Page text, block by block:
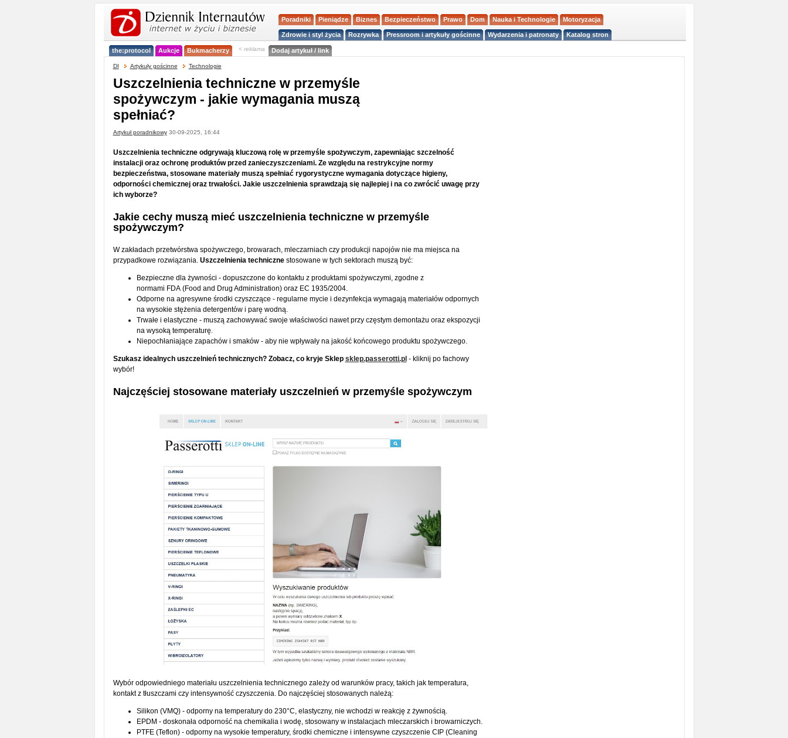
Poradniki Pieniądze Biznes Bezpieczeństwo Prawo Dom Nauka i Technologie Motoryzacja
Zdrowie i styl życia Rozrywka Pressroom i artykuły gościnne Wydarzenia i patronaty Katalog stron
the:protocol Aukcje Bukmacherzy < reklama Dodaj artykuł / link
DI Artykuły gościnne Technologie
Uszczelnienia techniczne w przemyśle
spożywczym - jakie wymagania muszą
spełniać?
Artykuł poradnikowy30-09-2025, 16:44
Uszczelnienia techniczne odgrywają kluczową rolę w przemyśle spożywczym, zapewniając szczelność
instalacji oraz ochronę produktów przed zanieczyszczeniami. Ze względu na restrykcyjne normy
bezpieczeństwa, stosowane materiały muszą spełniać rygorystyczne wymagania dotyczące higieny,
odporności chemicznej oraz trwałości. Jakie uszczelnienia sprawdzają się najlepiej i na co zwrócić uwagę przy
ich wyborze?
Jakie cechy muszą mieć uszczelnienia techniczne w przemyśle
spożywczym?
W zakładach przetwórstwa spożywczego, browarach, mleczarniach czy produkcji napojów nie ma miejsca na
przypadkowe rozwiązania. Uszczelnienia technicznestosowane w tych sektorach muszą być:
Bezpieczne dla żywności - dopuszczone do kontaktu z produktami spożywczymi, zgodne z
normami FDA (Food and Drug Administration) oraz EC 1935/2004.
Odporne na agresywne środki czyszczące - regularne mycie i dezynfekcja wymagają materiałów odpornych
na wysokie stężenia detergentów i parę wodną.
Trwałe i elastyczne - muszą zachowywać swoje właściwości nawet przy częstym demontażu oraz ekspozycji
na wysoką temperaturę.
Niepochłaniające zapachów i smaków - aby nie wpływały na jakość końcowego produktu spożywczego.
Szukasz idealnych uszczelnień technicznych? Zobacz, co kryje Sklep sklep.passerotti.pl - kliknij po fachowy
wybór!
Najczęściej stosowane materiały uszczelnień w przemyśle spożywczym
Wybór odpowiedniego materiału uszczelnienia technicznego zależy od warunków pracy, takich jak temperatura,
kontakt z tłuszczami czy intensywność czyszczenia. Do najczęściej stosowanych należą:
Silikon (VMQ) - odporny na temperatury do 230°C, elastyczny, nie wchodzi w reakcję z żywnością.
EPDM - doskonała odporność na chemikalia i wodę, stosowany w instalacjach mleczarskich i browarniczych.
PTFE (Teflon) - odporny na wysokie temperatury, środki chemiczne i intensywne czyszczenie CIP (Cleaning